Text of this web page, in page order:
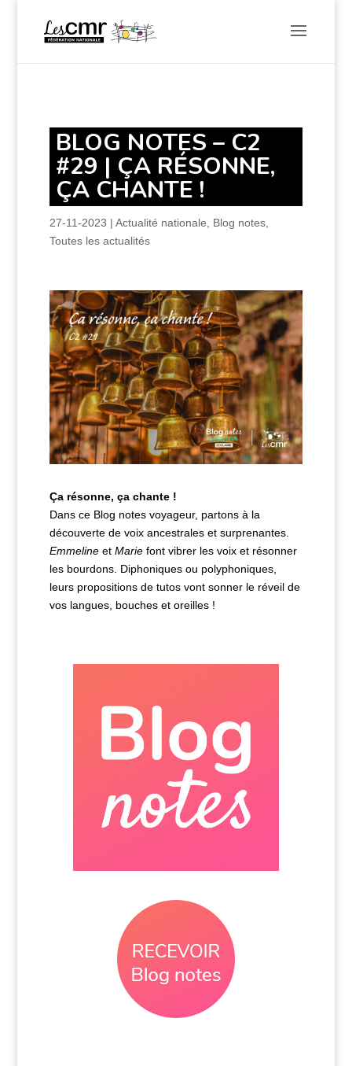
BLOG NOTES – C2
#29 | ÇA RÉSONNE,
ÇA CHANTE !
27-11-2023 | Actualité nationale Blog notes,
Toutes les actualités
Ça résonne, ça chante !
Dans ce Blog notes voyageur, partons à la
découverte de voix ancestrales et surprenantes.
Emmelineet Mariefont vibrer les voix et résonner
les bourdons. Diphoniques ou polyphoniques,
leurs propositions de tutos vont sonner le réveil de
vos langues, bouches et oreilles !